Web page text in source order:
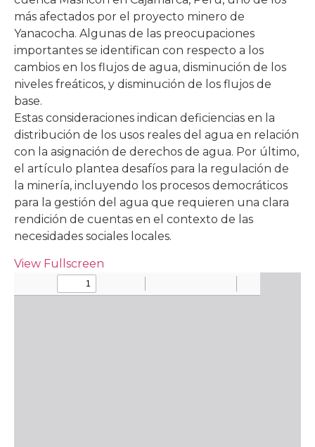
más afectados por el proyecto minero de
Yanacocha. Algunas de las preocupaciones
importantes se identifican con respecto a los
cambios en los flujos de agua, disminución de los
niveles freáticos, y disminución de los flujos de
base.
Estas consideraciones indican deficiencias en la
distribución de los usos reales del agua en relación
con la asignación de derechos de agua. Por último,
el artículo plantea desafíos para la regulación de
la minería, incluyendo los procesos democráticos
para la gestión del agua que requieren una clara
rendición de cuentas en el contexto de las
necesidades sociales locales.
View Fullscreen